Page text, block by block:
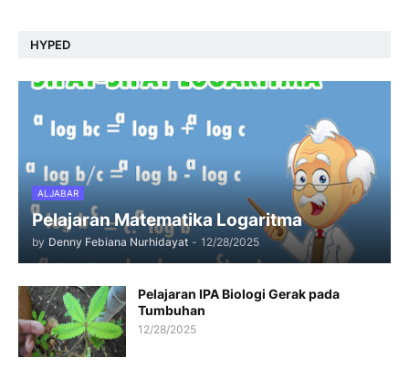
HYPED
ALJABAR
Pelajaran Matematika Logaritma
by Denny Febiana Nurhidayat - 12/28/2025
Pelajaran IPA Biologi Gerak pada
Tumbuhan
12/28/2025